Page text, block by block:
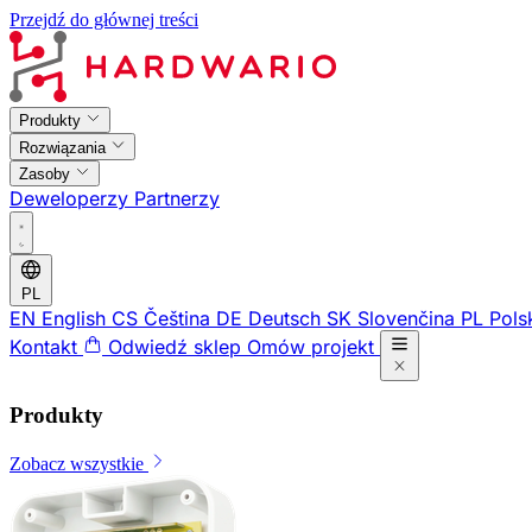
Przejdź do głównej treści
Produkty
Rozwiązania
Zasoby
Deweloperzy Partnerzy
PL
EN English CS Čeština DE Deutsch SK Slovenčina PL
Kontakt
Odwiedź sklep Omów projekt
Produkty
Zobacz wszystkie